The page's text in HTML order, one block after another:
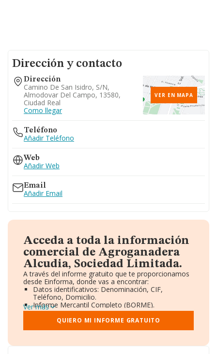
Dirección y contacto
Dirección
Camino De San Isidro, S/n,
Almodovar Del Campo, 13580,
Ciudad Real
Como llegar
VER EN MAPA
Teléfono
Añadir Teléfono
Web
Añadir Web
Email
Añadir Email
Acceda a toda la información
comercial de Agroganadera
Alcudia, Sociedad Limitada.
A través del informe gratuito que te proporcionamos
desde Einforma, donde vas a encontrar:
Datos identificativos: Denominación, CIF,
Teléfono, Domicilio.
Informe Mercantil Completo (BORME).
Gráficos de Evolución Ventas y Empleados.
Consejo de Administración y Administradores.
Directivos y Ejecutivos.
Ver más
QUIERO MI INFORME GRATUITO